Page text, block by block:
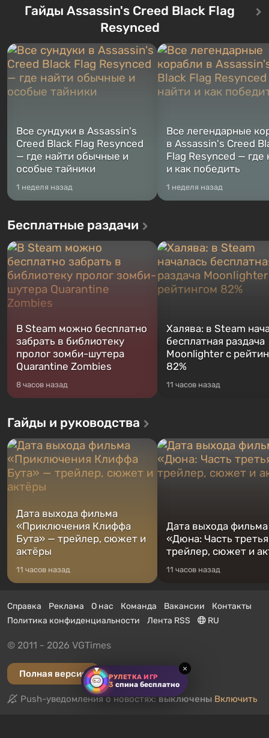
РУЛЕТКА ИГР
3 спина бесплатно
×
Оно же, по задумке специалистов
Vault-Tec, должно открыться
первым после того, как на
Место действия Fallout...
сразу трех персонажей:
Тревора и Франклина,
Жанр и...
Гайды Assassin's Creed Black Flag
Resynced
Все сундуки в Assassin's
Creed Black Flag Resynced
— где найти обычные и
особые тайники
1 неделя назад
Все легендарные
в Assassin's Creed
Flag Resynced — где
и как победить
1 неделя назад
Бесплатные раздачи
В Steam можно бесплатно
забрать в библиотеку
пролог зомби-шутера
Quarantine Zombies
8 часов назад
Халява: в Steam
бесплатная раздача
Moonlighter с
82%
11 часов назад
Гайды и руководства
Дата выхода фильма
«Приключения Клиффа
Бута» — трейлер, сюжет и
актёры
11 часов назад
Дата выхода фильма
«Дюна: Часть
трейлер, сюжет и
11 часов назад
Справка Реклама О нас Команда Вакансии
Контакты
Политика конфиденциальности
Лента RSS RU
© 2011 - 2026 VGTimes
Полная версия
Push-уведомления о новостях:выключены Включить